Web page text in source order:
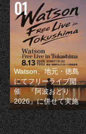
Watson、地元・徳島
にてフリーライブ開
催 『阿波おどり
2026』に併せて実施